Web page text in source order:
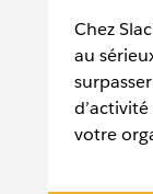
Chez
au
votre